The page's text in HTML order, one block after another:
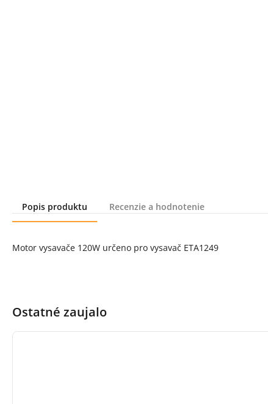
Popis produktu
Recenzie a hodnotenie
Motor vysavače 120W určeno pro vysavač ETA1249
Ostatné zaujalo